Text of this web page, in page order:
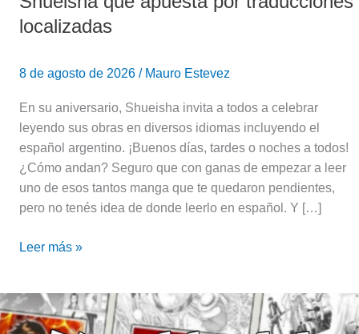
localizadas
8 de agosto de 2026 / Mauro Estevez
En su aniversario, Shueisha invita a todos a celebrar
leyendo sus obras en diversos idiomas incluyendo el
español argentino. ¡Buenos días, tardes o noches a todos!
¿Cómo andan? Seguro que con ganas de empezar a leer
uno de esos tantos manga que te quedaron pendientes,
pero no tenés idea de donde leerlo en español. Y […]
Leer más »
¡Hoy
la